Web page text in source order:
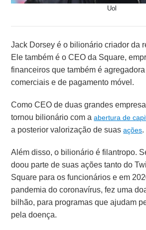
Uol
Jack Dorsey é o bilionário criador da
Ele também é o CEO da Square,
financeiros que também é
comerciais e de pagamento móvel.
Como CEO de duas grandes
tornou bilionário com aabertura de
a posterior valorização de suasações.
Além disso, o bilionário é filantropo.
doou parte de suas ações tanto do
Square para os funcionários e em
pandemia do coronavírus, fez uma
bilhão, para programas que ajudam
pela doença.